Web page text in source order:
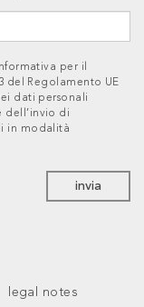
per il
del Regolamento UE
dati personali
dell’invio di
in modalità
invia
legal notes